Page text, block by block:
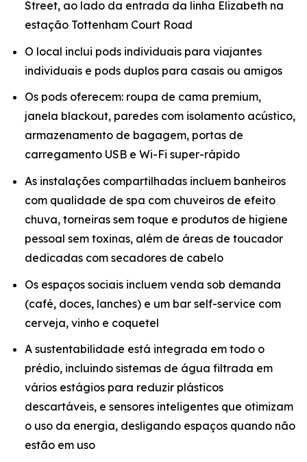
Street, ao lado da entrada da linha Elizabeth na
estação Tottenham Court Road
O local inclui pods individuais para viajantes
individuais e pods duplos para casais ou amigos
Os pods oferecem: roupa de cama premium,
janela blackout, paredes com isolamento acústico,
armazenamento de bagagem, portas de
carregamento USB e Wi-Fi super-rápido
As instalações compartilhadas incluem banheiros
com qualidade de spa com chuveiros de efeito
chuva, torneiras sem toque e produtos de higiene
pessoal sem toxinas, além de áreas de toucador
dedicadas com secadores de cabelo
Os espaços sociais incluem venda sob demanda
(café, doces, lanches) e um bar self-service com
cerveja, vinho e coquetel
A sustentabilidade está integrada em todo o
prédio, incluindo sistemas de água filtrada em
vários estágios para reduzir plásticos
descartáveis, e sensores inteligentes que otimizam
o uso da energia, desligando espaços quando não
estão em uso